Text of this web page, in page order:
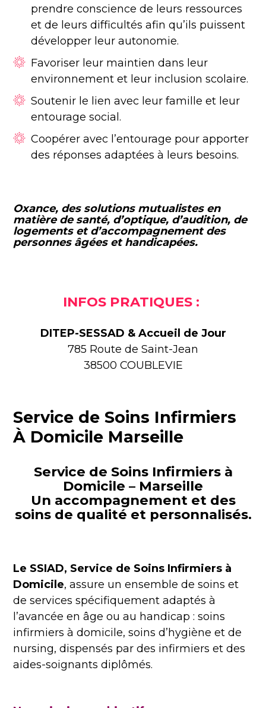
prendre conscience de leurs ressources
et de leurs difficultés afin qu’ils puissent
développer leur autonomie.
Favoriser leur maintien dans leur
environnement et leur inclusion scolaire.
Soutenir le lien avec leur famille et leur
entourage social.
Coopérer avec l’entourage pour apporter
des réponses adaptées à leurs besoins.
Oxance, des solutions mutualistes en
matière de santé, d’optique, d’audition, de
logements et d’accompagnement des
personnes âgées et handicapées.
INFOS PRATIQUES :
DITEP-SESSAD & Accueil de Jour
785 Route de Saint-Jean
38500 COUBLEVIE
Service de Soins Infirmiers
À Domicile Marseille
Service de Soins Infirmiers à
Domicile – Marseille
Un accompagnement et des
soins de qualité et personnalisés.
Le SSIAD, Service de Soins Infirmiers à
Domicile, assure un ensemblede soins et
de services spécifiquement adaptés à
l’avancée en âge ou au handicap :soins
infirmiers à domicile, soins d’hygiène et de
nursing, dispensés par des infirmiers et des
aides-soignants diplômés.